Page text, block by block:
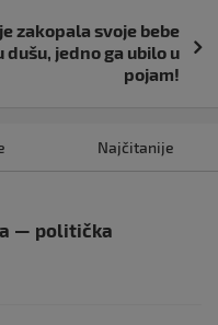
zakopala svoje bebe
jedno ga ubilo u
pojam!
Najčitanije
— politička